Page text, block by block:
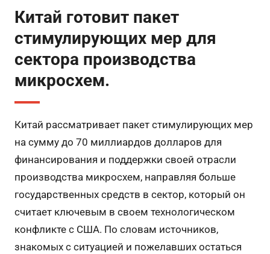
Китай готовит пакет
стимулирующих мер для
сектора производства
микросхем.
Китай рассматривает пакет стимулирующих мер
на сумму до 70 миллиардов долларов для
финансирования и поддержки своей отрасли
производства микросхем, направляя больше
государственных средств в сектор, который он
считает ключевым в своем технологическом
конфликте с США. По словам источников,
знакомых с ситуацией и пожелавших остаться